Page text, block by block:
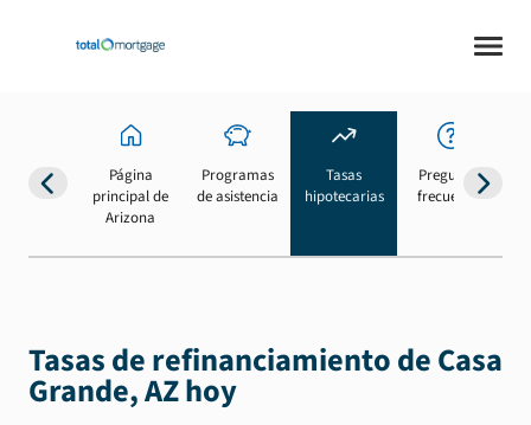
Página
principal de
Arizona
Programas
de asistencia
Tasas
hipotecarias
Preguntas
frecuentes
Tasas de refinanciamiento de Casa
Grande, AZ hoy